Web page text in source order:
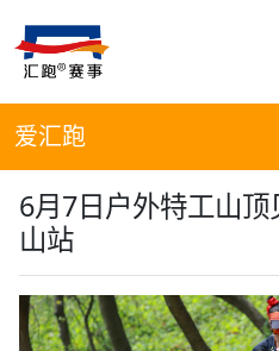
爱汇跑
6月7日户外特工山
山站